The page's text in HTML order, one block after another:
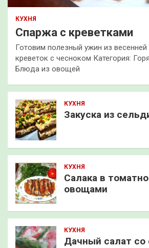
КУХНЯ
Спаржа с креветками
Готовим полезный ужин из
креветок с чесноком Категория:
Блюда из овощей
КУХНЯ
Закуска из
КУХНЯ
Салака в
овощами
КУХНЯ
Дачный салат со